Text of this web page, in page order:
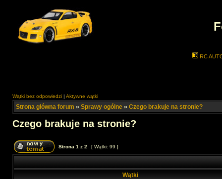
RC
Wątki bez odpowiedzi | Aktywne wątki
Strona główna forum » Sprawy ogólne » Czego brakuje na stronie?
Czego brakuje na stronie?
Strona 1 z 2 [ Wątki: 99 ]
Wątki